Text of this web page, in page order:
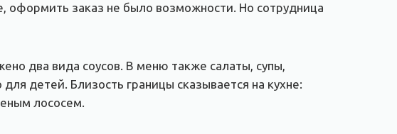
оформить заказ не было возможности. Но сотрудница
два вида соусов. В меню также салаты, супы,
детей. Близость границы сказывается на кухне:
лососем.